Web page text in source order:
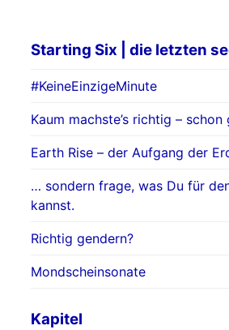
Starting Six | die letzten
#KeineEinzigeMinute
Kaum machste’s richtig – schon
Earth Rise – der Aufgang der
… sondern frage, was Du für
kannst.
Richtig gendern?
Mondscheinsonate
Kapitel